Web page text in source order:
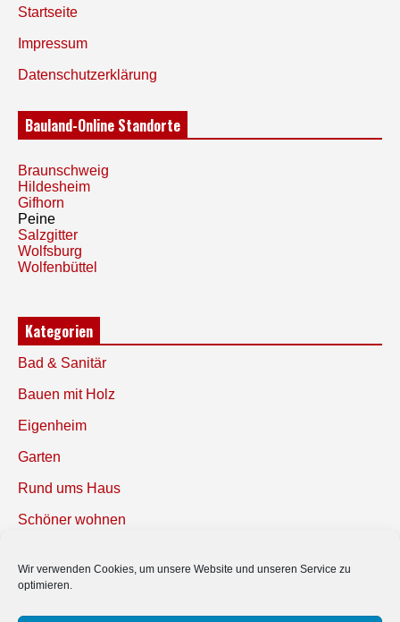
Wir verwenden Cookies, um unsere Website und unseren Service zu
optimieren.
Startseite
Impressum
Datenschutzerklärung
Bauland-Online Standorte
Braunschweig
Hildesheim
Gifhorn
Peine
Salzgitter
Wolfsburg
Wolfenbüttel
Kategorien
Bad & Sanitär
Bauen mit Holz
Eigenheim
Garten
Rund ums Haus
Schöner wohnen